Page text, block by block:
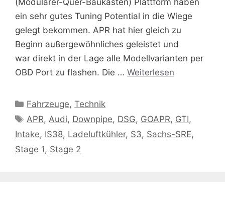
(Modularer-Quer-Baukasten) Plattform haben
ein sehr gutes Tuning Potential in die Wiege
gelegt bekommen. APR hat hier gleich zu
Beginn außergewöhnliches geleistet und
war direkt in der Lage alle Modellvarianten per
OBD Port zu flashen. Die … Weiterlesen
Kategorien
Fahrzeuge,Technik
Schlagwörter
APR,Audi, Downpipe, DSG, GOAPR, GTI,
Intake, IS38, Ladeluftkühler, S3, Sachs-SRE,
Stage 1, Stage 2